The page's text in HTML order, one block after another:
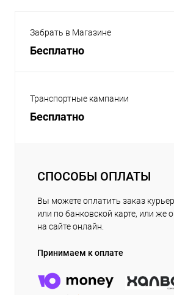
Забрать в Магазине
Бесплатно
Транспортные кампании
Бесплатно
СПОСОБЫ ОПЛАТЫ
Вы можете оплатить заказ
или по банковской карте, или же
на сайте онлайн.
Принимаем к оплате